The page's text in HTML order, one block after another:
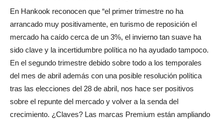
En Hankook reconocen que “el primer trimestre no ha
arrancado muy positivamente, en turismo de reposición el
mercado ha caído cerca de un 3%, el invierno tan suave ha
sido clave y la incertidumbre política no ha ayudado tampoco.
En el segundo trimestre debido sobre todo a los temporales
del mes de abril además con una posible resolución política
tras las elecciones del 28 de abril, nos hace ser positivos
sobre el repunte del mercado y volver a la senda del
crecimiento. ¿Claves? Las marcas Premium están ampliando